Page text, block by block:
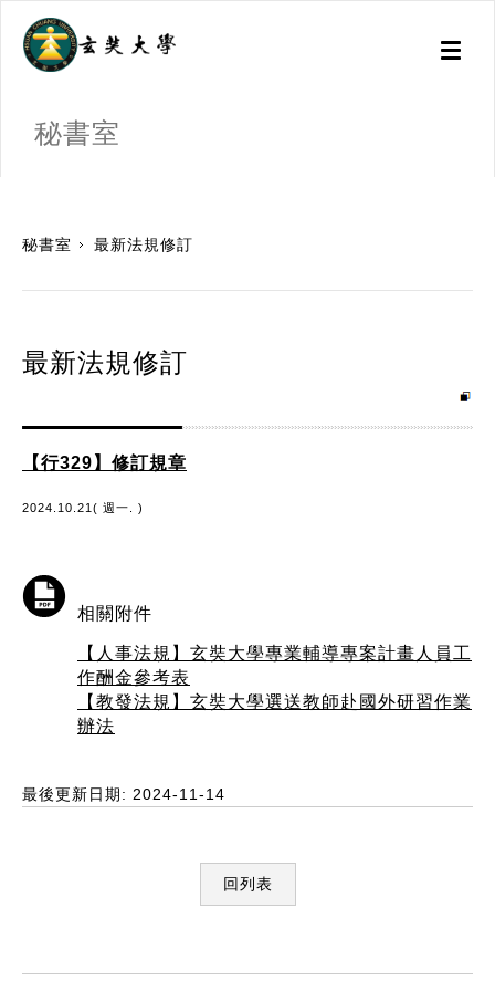
Toggle
秘書室
秘書室 最新法規修訂
最新法規修訂
【行329】修訂規章
2024.10.21( 週一. )
相關附件
【人事法規】玄奘大學專業輔導專案計畫人員工
作酬金參考表
【教發法規】玄奘大學選送教師赴國外研習作業
辦法
最後更新日期: 2024-11-14
回列表